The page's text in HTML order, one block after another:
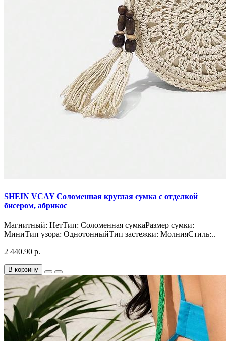
SHEIN VCAY Соломенная круглая сумка с отделкой
бисером, абрикос
Магнитный: НетТип: Соломенная сумкаРазмер сумки:
МиниТип узора: ОднотонныйТип застежки: МолнияСтиль:..
2 440.90 р.
В корзину